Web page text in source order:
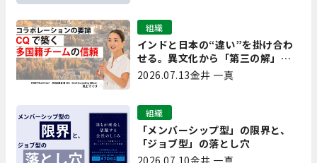
インドと日本の“違い”を掛け合わ
せる。異文化から「第三の解」を
生み出す実践【現場を変えるCQ白
組織
2026.07.13金井 一真
「メンバーシップ型」の限界と、
「ジョブ型」の落とし穴
組織